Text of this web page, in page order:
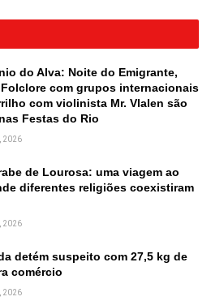
do Alva: Noite do Emigrante,
com grupos internacionais
com violinista Mr. Vlalen são
Festas do Rio
2026
de Lourosa: uma viagem ao
diferentes religiões coexistiram
2026
detém suspeito com 27,5 kg de
comércio
2026